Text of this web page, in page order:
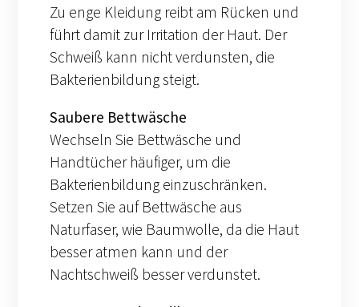
Zu enge Kleidung reibt am Rücken und
führt damit zur Irritation der Haut. Der
Schweiß kann nicht verdunsten, die
Bakterienbildung steigt.
Saubere Bettwäsche
Wechseln Sie Bettwäsche und
Handtücher häufiger, um die
Bakterienbildung einzuschränken.
Setzen Sie auf Bettwäsche aus
Naturfaser, wie Baumwolle, da die Haut
besser atmen kann und der
Nachtschweiß besser verdunstet.